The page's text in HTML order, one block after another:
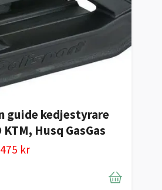
guide kedjestyrare
KTM, Husq GasGas
475 kr